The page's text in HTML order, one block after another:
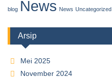
blog News News Uncategorized
Arsip
Mei 2025
November 2024